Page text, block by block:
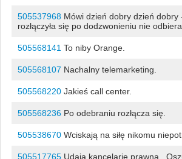
505537968Mówi dzień dobry dzień dobry
rozłączyła się po dodzwonieniu nie odbiera
505568141 To niby Orange.
505568107 Nachalny telemarketing.
505568220Jakieś call center.
505568236Po odebraniu rozłącza się.
505538670Wciskają na siłę nikomu
505517765Udają kancelarię prawną .